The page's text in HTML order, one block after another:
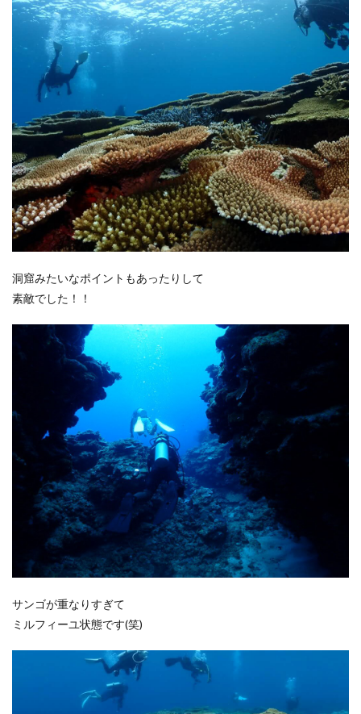
洞窟みたいなポイントもあったりして
素敵でした！！
サンゴが重なりすぎて
ミルフィーユ状態です(笑)